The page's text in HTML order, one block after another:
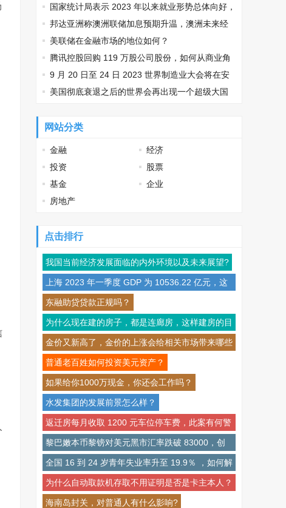
成22万，最高涨幅高达64%？
国家统计局表示 2023 年以来就业形势总体向好，
但压力依然较大，你对此有何看法？
邦达亚洲称澳洲联储加息预期升温，澳洲未来经
济走势如何？
美联储在金融市场的地位如何？
腾讯控股回购 119 万股公司股份，如何从商业角
度解读此举？
9 月 20 日至 24 日 2023 世界制造业大会将在安
徽合肥举办，该大会举行有何积极影响？
美国彻底衰退之后的世界会再出现一个超级大国
网站分类
金融
经济
投资
股票
基金
企业
房地产
点击排行
我国当前经济发展面临的内外环境以及未来展望?
上海 2023 年一季度 GDP 为 10536.22 亿元，这
一数据说明了什么？
东融助贷贷款正规吗？
为什么现在建的房子，都是连廊房，这样建房的目
前是为了什么？
金价又新高了，金价的上涨会给相关市场带来哪些
影响？
普通老百姓如何投资美元资产？
如果给你1000万现金，你还会工作吗？
水发集团的发展前景怎么样？
返迁房每月收取 1200 元车位停车费，此案有何警
示意义？
黎巴嫩本币黎镑对美元黑市汇率跌破 83000，创
历史新低，目前当地情况如何？
全国 16 到 24 岁青年失业率升至 19.9％ ，如何解
读这一数据？怎样应对其可能带来的影响？
为什么自动取款机存取不用证明是否是卡主本人？
海南岛封关，对普通人有什么影响?